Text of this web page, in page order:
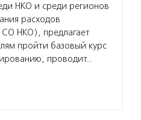
НКО и среди регионов
расходов
СО НКО), предлагает
пройти базовый курс
проводит…